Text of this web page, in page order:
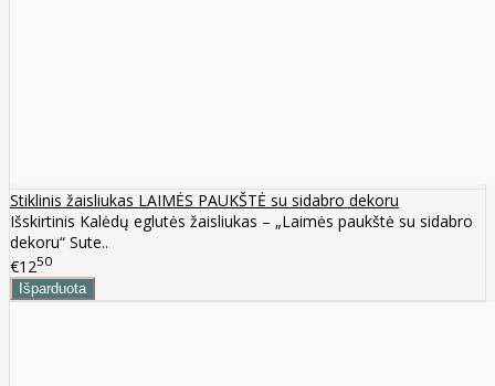
Stiklinis žaisliukas LAIMĖS PAUKŠTĖ su sidabro dekoru
Išskirtinis Kalėdų eglutės žaisliukas – „Laimės paukštė su sidabro
dekoru“ Sute..
€1250